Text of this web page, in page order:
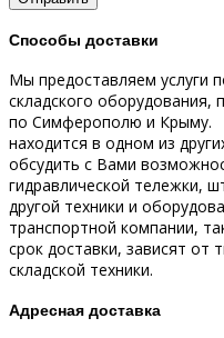
Способы доставки
Мы предоставляем услуги
складского
по Симферополю и Крыму.
находится в одном из
обсудить с Вами
гидравлической тележки,
другой техники и
транспортной компании,
срок доставки, зависят от
складской техники.
Адресная доставка